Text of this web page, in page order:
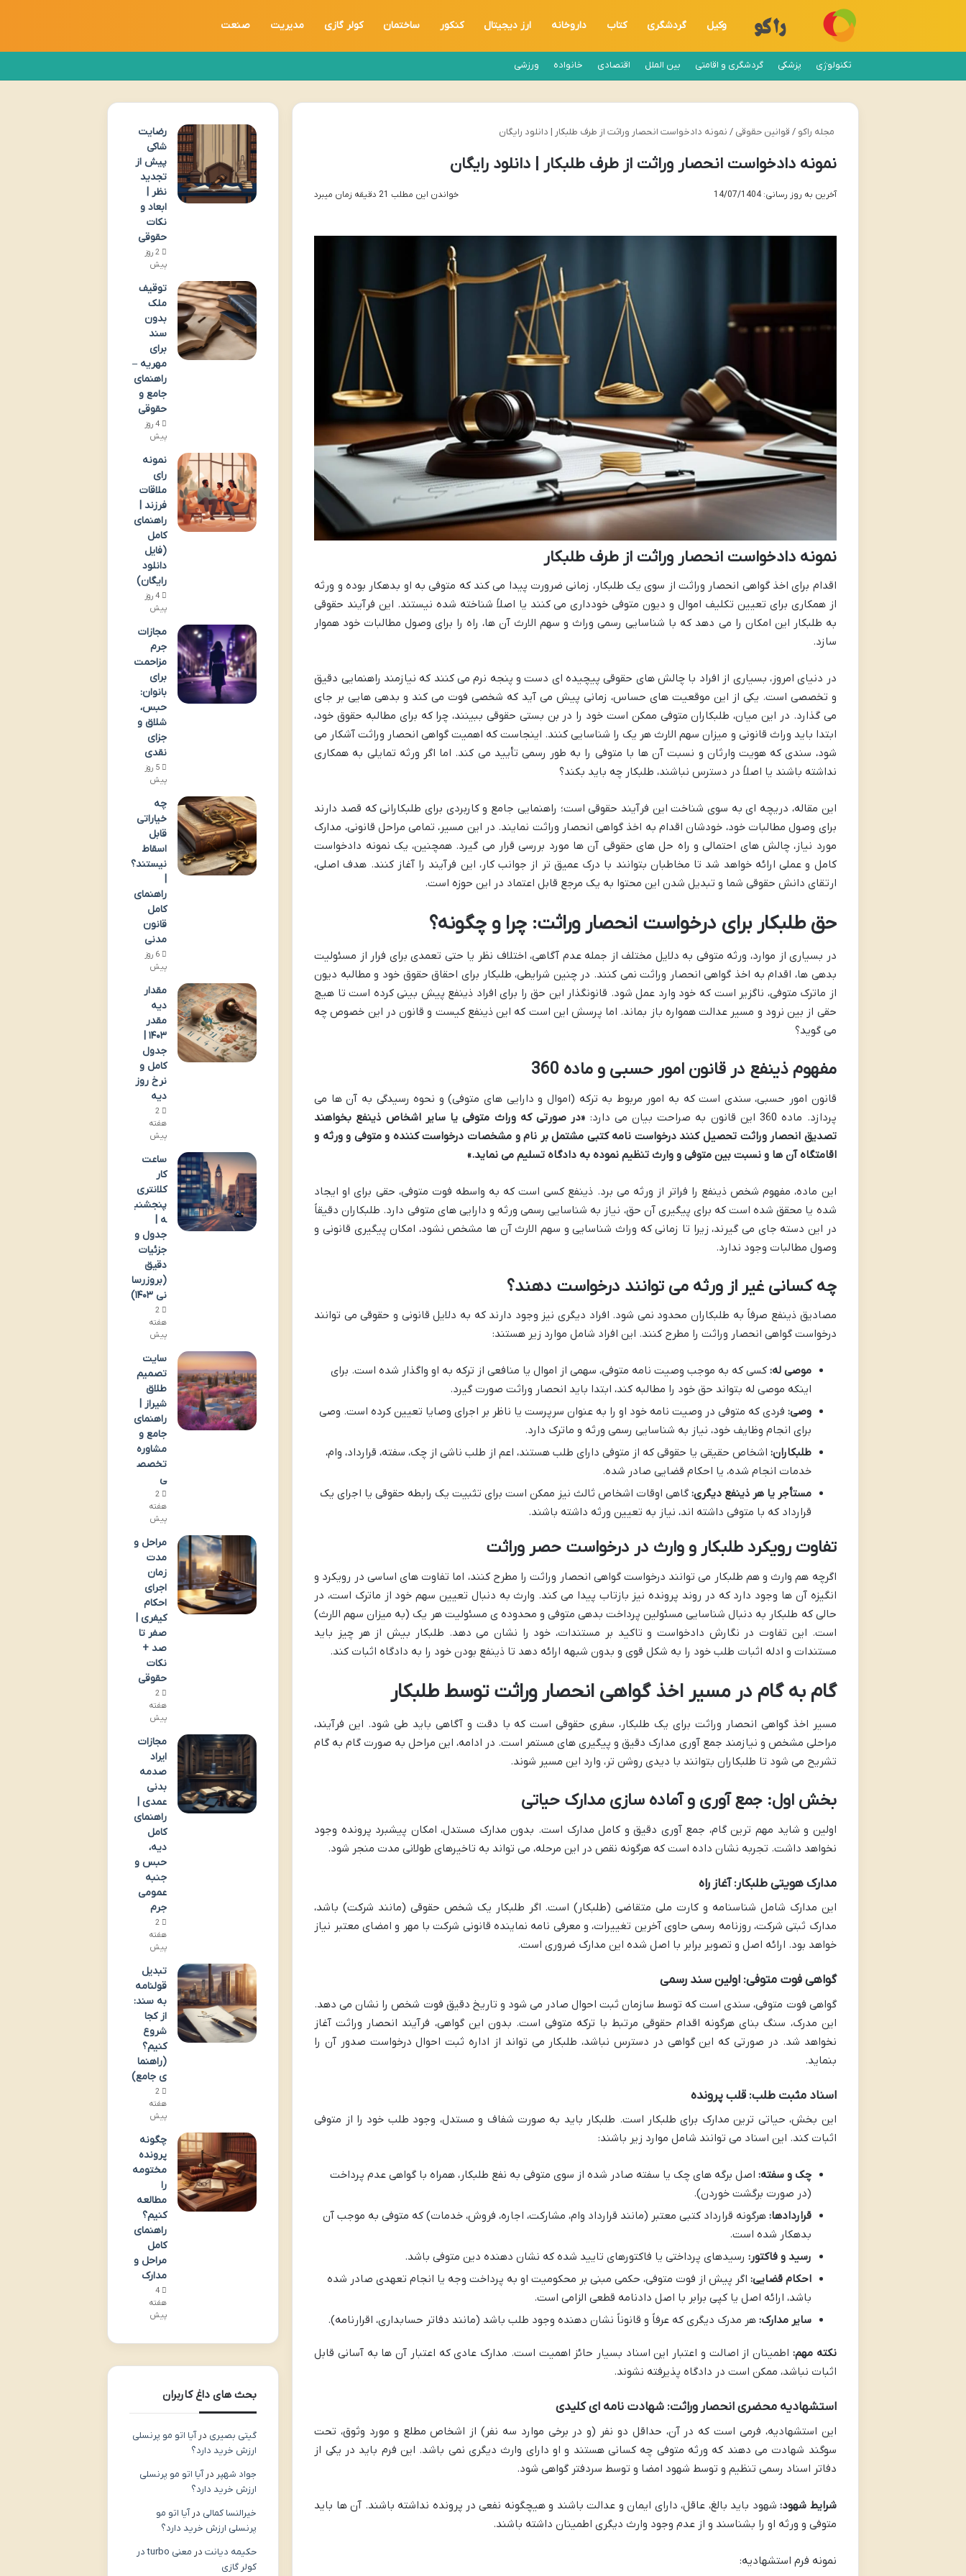
وکیل گردشگری کتاب داروخانه ارز دیجیتال کنکور ساختمان کولر گازی مدیریت صنعت
تکنولوژی پزشکی گردشگری و اقامتی بین الملل اقتصادی خانواده ورزشی
مجله راکو / قوانین حقوقی / نمونه دادخواست انحصار وراثت از طرف طلبکار | دانلود رایگان
نمونه دادخواست انحصار وراثت از طرف طلبکار | دانلود رایگان
آخرین به روز رسانی: 14/07/1404 خواندن این مطلب 21 دقیقه زمان میبرد
نمونه دادخواست انحصار وراثت از طرف طلبکار
اقدام برای اخذ گواهی انحصار وراثت از سوی یک طلبکار، زمانی ضرورت پیدا می کند که متوفی به او بدهکار بوده و ورثه
از همکاری برای تعیین تکلیف اموال و دیون متوفی خودداری می کنند یا اصلاً شناخته شده نیستند. این فرآیند حقوقی
به طلبکار این امکان را می دهد که با شناسایی رسمی وراث و سهم الارث آن ها، راه را برای وصول مطالبات خود هموار
سازد.
در دنیای امروز، بسیاری از افراد با چالش های حقوقی پیچیده ای دست و پنجه نرم می کنند که نیازمند راهنمایی دقیق
و تخصصی است. یکی از این موقعیت های حساس، زمانی پیش می آید که شخصی فوت می کند و بدهی هایی بر جای
می گذارد. در این میان، طلبکاران متوفی ممکن است خود را در بن بستی حقوقی ببینند، چرا که برای مطالبه حقوق خود،
ابتدا باید وراث قانونی و میزان سهم الارث هر یک را شناسایی کنند. اینجاست که اهمیت گواهی انحصار وراثت آشکار می
شود، سندی که هویت وارثان و نسبت آن ها با متوفی را به طور رسمی تأیید می کند. اما اگر ورثه تمایلی به همکاری
نداشته باشند یا اصلاً در دسترس نباشند، طلبکار چه باید بکند؟
این مقاله، دریچه ای به سوی شناخت این فرآیند حقوقی است؛ راهنمایی جامع و کاربردی برای طلبکارانی که قصد دارند
برای وصول مطالبات خود، خودشان اقدام به اخذ گواهی انحصار وراثت نمایند. در این مسیر، تمامی مراحل قانونی، مدارک
مورد نیاز، چالش های احتمالی و راه حل های حقوقی آن ها مورد بررسی قرار می گیرد. همچنین، یک نمونه دادخواست
کامل و عملی ارائه خواهد شد تا مخاطبان بتوانند با درک عمیق تر از جوانب کار، این فرآیند را آغاز کنند. هدف اصلی،
ارتقای دانش حقوقی شما و تبدیل شدن این محتوا به یک مرجع قابل اعتماد در این حوزه است.
حق طلبکار برای درخواست انحصار وراثت: چرا و چگونه؟
در بسیاری از موارد، ورثه متوفی به دلایل مختلف از جمله عدم آگاهی، اختلاف نظر یا حتی تعمدی برای فرار از مسئولیت
بدهی ها، اقدام به اخذ گواهی انحصار وراثت نمی کنند. در چنین شرایطی، طلبکار برای احقاق حقوق خود و مطالبه دیون
از ماترک متوفی، ناگزیر است که خود وارد عمل شود. قانونگذار این حق را برای افراد ذینفع پیش بینی کرده است تا هیچ
حقی از بین نرود و مسیر عدالت همواره باز بماند. اما پرسش این است که این ذینفع کیست و قانون در این خصوص چه
می گوید؟
مفهوم ذینفع در قانون امور حسبی و ماده 360
قانون امور حسبی، سندی است که به امور مربوط به ترکه (اموال و دارایی های متوفی) و نحوه رسیدگی به آن ها می
پردازد. ماده 360 این قانون به صراحت بیان می دارد:
«در صورتی که وراث متوفی یا سایر اشخاص ذینفع بخواهند
تصدیق انحصار وراثت تحصیل کنند درخواست نامه کتبی مشتمل بر نام و مشخصات درخواست کننده و متوفی و ورثه و
اقامتگاه آن ها و نسبت بین متوفی و وارث تنظیم نموده به دادگاه تسلیم می نماید.»
این ماده، مفهوم شخص ذینفع را فراتر از ورثه می برد. ذینفع کسی است که به واسطه فوت متوفی، حقی برای او ایجاد
شده یا محقق شده است که برای پیگیری آن حق، نیاز به شناسایی رسمی ورثه و دارایی های متوفی دارد. طلبکاران دقیقاً
در این دسته جای می گیرند، زیرا تا زمانی که وراث شناسایی و سهم الارث آن ها مشخص نشود، امکان پیگیری قانونی و
وصول مطالبات وجود ندارد.
چه کسانی غیر از ورثه می توانند درخواست دهند؟
مصادیق ذینفع صرفاً به طلبکاران محدود نمی شود. افراد دیگری نیز وجود دارند که به دلایل قانونی و حقوقی می توانند
درخواست گواهی انحصار وراثت را مطرح کنند. این افراد شامل موارد زیر هستند:
موصی له: کسی که به موجب وصیت نامه متوفی، سهمی از اموال یا منافعی از ترکه به او واگذار شده است. برای
اینکه موصی له بتواند حق خود را مطالبه کند، ابتدا باید انحصار وراثت صورت گیرد.
وصی: فردی که متوفی در وصیت نامه خود او را به عنوان سرپرست یا ناظر بر اجرای وصایا تعیین کرده است. وصی
برای انجام وظایف خود، نیاز به شناسایی رسمی ورثه و ماترک دارد.
طلبکاران: اشخاص حقیقی یا حقوقی که از متوفی دارای طلب هستند، اعم از طلب ناشی از چک، سفته، قرارداد، وام،
خدمات انجام شده، یا احکام قضایی صادر شده.
مستأجر یا هر ذینفع دیگری: گاهی اوقات اشخاص ثالث نیز ممکن است برای تثبیت یک رابطه حقوقی یا اجرای یک
قرارداد که با متوفی داشته اند، نیاز به تعیین ورثه داشته باشند.
تفاوت رویکرد طلبکار و وارث در درخواست حصر وراثت
اگرچه هم وارث و هم طلبکار می توانند درخواست گواهی انحصار وراثت را مطرح کنند، اما تفاوت های اساسی در رویکرد و
انگیزه آن ها وجود دارد که در روند پرونده نیز بازتاب پیدا می کند. وارث به دنبال تعیین سهم خود از ماترک است، در
حالی که طلبکار به دنبال شناسایی مسئولین پرداخت بدهی متوفی و محدوده ی مسئولیت هر یک (به میزان سهم الارث)
است. این تفاوت در نگارش دادخواست و تاکید بر مستندات، خود را نشان می دهد. طلبکار بیش از هر چیز باید
مستندات و ادله اثبات طلب خود را به شکل قوی و بدون شبهه ارائه دهد تا ذینفع بودن خود را به دادگاه اثبات کند.
گام به گام در مسیر اخذ گواهی انحصار وراثت توسط طلبکار
مسیر اخذ گواهی انحصار وراثت برای یک طلبکار، سفری حقوقی است که با دقت و آگاهی باید طی شود. این فرآیند،
مراحلی مشخص و نیازمند جمع آوری مدارک دقیق و پیگیری های مستمر است. در ادامه، این مراحل به صورت گام به گام
تشریح می شود تا طلبکاران بتوانند با دیدی روشن تر، وارد این مسیر شوند.
بخش اول: جمع آوری و آماده سازی مدارک حیاتی
اولین و شاید مهم ترین گام، جمع آوری دقیق و کامل مدارک است. بدون مدارک مستدل، امکان پیشبرد پرونده وجود
نخواهد داشت. تجربه نشان داده است که هرگونه نقص در این مرحله، می تواند به تاخیرهای طولانی مدت منجر شود.
مدارک هویتی طلبکار: آغاز راه
این مدارک شامل شناسنامه و کارت ملی متقاضی (طلبکار) است. اگر طلبکار یک شخص حقوقی (مانند شرکت) باشد،
مدارک ثبتی شرکت، روزنامه رسمی حاوی آخرین تغییرات، و معرفی نامه نماینده قانونی شرکت با مهر و امضای معتبر نیاز
خواهد بود. ارائه اصل و تصویر برابر با اصل شده این مدارک ضروری است.
گواهی فوت متوفی: اولین سند رسمی
گواهی فوت متوفی، سندی است که توسط سازمان ثبت احوال صادر می شود و تاریخ دقیق فوت شخص را نشان می دهد.
این مدرک، سنگ بنای هرگونه اقدام حقوقی مرتبط با ترکه متوفی است. بدون این گواهی، فرآیند انحصار وراثت آغاز
نخواهد شد. در صورتی که این گواهی در دسترس نباشد، طلبکار می تواند از اداره ثبت احوال درخواست صدور آن را
بنماید.
اسناد مثبت طلب: قلب پرونده
این بخش، حیاتی ترین مدارک برای طلبکار است. طلبکار باید به صورت شفاف و مستدل، وجود طلب خود را از متوفی
اثبات کند. این اسناد می توانند شامل موارد زیر باشند:
چک و سفته: اصل برگه های چک یا سفته صادر شده از سوی متوفی به نفع طلبکار، همراه با گواهی عدم پرداخت
(در صورت برگشت خوردن).
قراردادها: هرگونه قرارداد کتبی معتبر (مانند قرارداد وام، مشارکت، اجاره، فروش، خدمات) که متوفی به موجب آن
بدهکار شده است.
رسید و فاکتور: رسیدهای پرداختی یا فاکتورهای تایید شده که نشان دهنده دین متوفی باشد.
احکام قضایی: اگر پیش از فوت متوفی، حکمی مبنی بر محکومیت او به پرداخت وجه یا انجام تعهدی صادر شده
باشد، ارائه اصل یا کپی برابر با اصل دادنامه قطعی الزامی است.
سایر مدارک: هر مدرک دیگری که عرفاً و قانوناً نشان دهنده وجود طلب باشد (مانند دفاتر حسابداری، اقرارنامه).
نکته مهم: اطمینان از اصالت و اعتبار این اسناد بسیار حائز اهمیت است. مدارک عادی که اعتبار آن ها به آسانی قابل
اثبات نباشد، ممکن است در دادگاه پذیرفته نشوند.
استشهادیه محضری انحصار وراثت: شهادت نامه ای کلیدی
این استشهادیه، فرمی است که در آن، حداقل دو نفر (و در برخی موارد سه نفر) از اشخاص مطلع و مورد وثوق، تحت
سوگند شهادت می دهند که ورثه متوفی چه کسانی هستند و او دارای وارث دیگری نمی باشد. این فرم باید در یکی از
دفاتر اسناد رسمی تنظیم و توسط شهود امضا و توسط سردفتر گواهی شود.
شرایط شهود:شهود باید بالغ، عاقل، دارای ایمان و عدالت باشند و هیچگونه نفعی در پرونده نداشته باشند. آن ها باید
متوفی و ورثه او را بشناسند و از عدم وجود وارث دیگری اطمینان داشته باشند.
نمونه فرم استشهادیه:
رضایت
شاکی
پیش از
تجدید
نظر |
ابعاد و
نکات
حقوقی
2 روز
پیش
توقیف
ملک
بدون
سند
برای
مهریه –
راهنمای
جامع و
حقوقی
4 روز
پیش
نمونه
رای
ملاقات
فرزند |
راهنمای
کامل
(فایل
دانلود
رایگان)
4 روز
پیش
مجازات
جرم
مزاحمت
برای
بانوان:
حبس،
شلاق و
جزای
نقدی
5 روز
پیش
چه
خیاراتی
قابل
اسقاط
نیستند؟
|
راهنمای
کامل
قانون
مدنی
6 روز
پیش
مقدار
دیه
مقدر
۱۴۰۳ |
جدول
کامل و
نرخ روز
دیه
2
هفته
پیش
ساعت
کار
کلانتری
پنجشنب
ه |
جدول و
جزئیات
دقیق
(بروزرسا
نی ۱۴۰۳)
2
هفته
پیش
سایت
تصمیم
طلاق
شیراز |
راهنمای
جامع و
مشاوره
تخصص
ی
2
هفته
پیش
مراحل و
مدت
زمان
اجرای
احکام
کیفری |
صفر تا
صد +
نکات
حقوقی
2
هفته
پیش
مجازات
ایراد
صدمه
بدنی
عمدی |
راهنمای
کامل
دیه،
حبس و
جنبه
عمومی
جرم
2
هفته
پیش
تبدیل
قولنامه
به سند:
از کجا
شروع
کنیم؟
(راهنما
ی جامع)
2
هفته
پیش
چگونه
پرونده
مختومه
را
مطالعه
کنیم؟
راهنمای
کامل
مراحل و
مدارک
4
هفته
پیش
بحث های داغ کاربران
گیتی بصیری درآیا اتو مو پرنسلی
ارزش خرید دارد؟
جواد شهپر درآیا اتو مو پرنسلی
ارزش خرید دارد؟
خیرالنسا کمالی درآیا اتو مو
پرنسلی ارزش خرید دارد؟
حکیمه دیانتدر
معنی turbo در
کولر گازی